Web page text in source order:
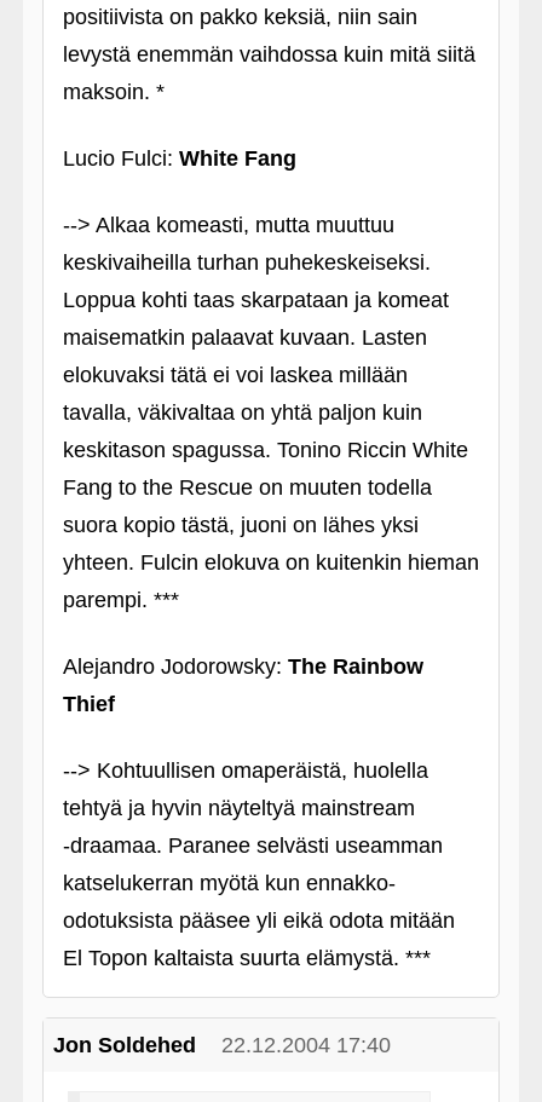
positiivista on pakko keksiä, niin sain
levystä enemmän vaihdossa kuin mitä siitä
maksoin. *
Lucio Fulci: White Fang
--> Alkaa komeasti, mutta muuttuu
keskivaiheilla turhan puhekeskeiseksi.
Loppua kohti taas skarpataan ja komeat
maisematkin palaavat kuvaan. Lasten
elokuvaksi tätä ei voi laskea millään
tavalla, väkivaltaa on yhtä paljon kuin
keskitason spagussa. Tonino Riccin White
Fang to the Rescue on muuten todella
suora kopio tästä, juoni on lähes yksi
yhteen. Fulcin elokuva on kuitenkin hieman
parempi. ***
Alejandro Jodorowsky: The Rainbow
Thief
--> Kohtuullisen omaperäistä, huolella
tehtyä ja hyvin näyteltyä mainstream
‑draamaa. Paranee selvästi useamman
katselukerran myötä kun ennakko-
odotuksista pääsee yli eikä odota mitään
El Topon kaltaista suurta elämystä. ***
Jon Soldehed 22.12.2004 17:40